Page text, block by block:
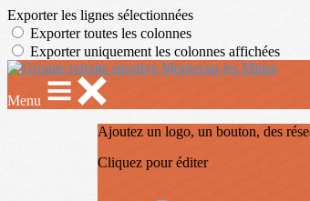
Exporter les lignes sélectionnées
Exporter toutes les colonnes
Exporter uniquement les colonnes affichées
Menu
Ajoutez un logo, un bouton, des
Cliquez pour éditer